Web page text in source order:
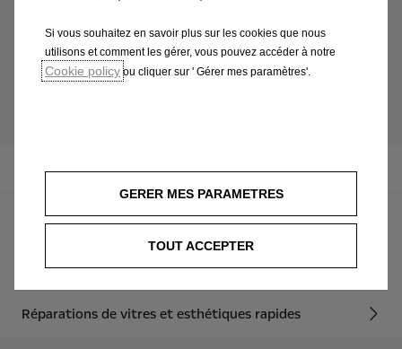
Pièces d'origine
Échanges de pièces
Pièces classiques d'origine
Réparations de vitres et esthétiques rapides
Si vous souhaitez en savoir plus sur les cookies que nous
utilisons et comment les gérer, vous pouvez accéder à notre
Cookie policy ou cliquer sur ' Gérer mes paramètres'.
GERER MES PARAMETRES
TOUT ACCEPTER